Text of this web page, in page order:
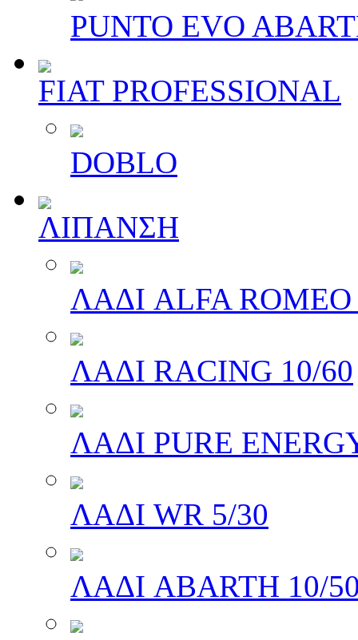
PUNTO EVO
FIAT PROFESSIONAL
DOBLO
ΛΙΠΑΝΣΗ
ΛΑΔΙ ALFA
ΛΑΔΙ RACING 10/60
ΛΑΔΙ PURE
ΛΑΔΙ WR 5/30
ΛΑΔΙ ABARTH 10/